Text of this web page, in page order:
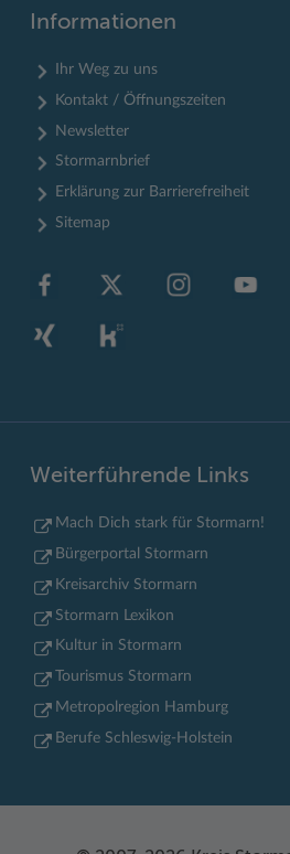
Informationen
Ihr Weg zu uns
Kontakt / Öffnungszeiten
Newsletter
Stormarnbrief
Erklärung zur Barrierefreiheit
Sitemap
Weiterführende Links
Mach Dich stark für Stormarn!
Bürgerportal Stormarn
Kreisarchiv Stormarn
Stormarn Lexikon
Kultur in Stormarn
Tourismus Stormarn
Metropolregion Hamburg
Berufe Schleswig-Holstein